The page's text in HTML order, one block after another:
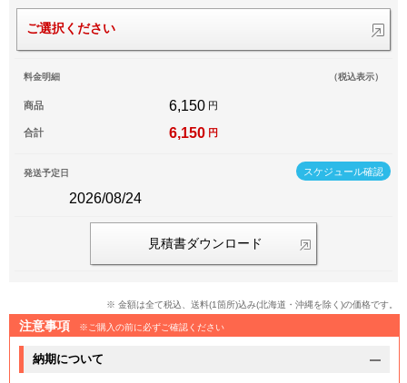
ご選択ください
料金明細 （税込表示）
商品 6,150 円
合計 6,150 円
スケジュール確認
発送予定日
2026/08/24
見積書ダウンロード
※ 金額は全て税込、送料(1箇所)込み(北海道・沖縄を除く)の価格です。
注意事項 ※ご購入の前に必ずご確認ください
納期について